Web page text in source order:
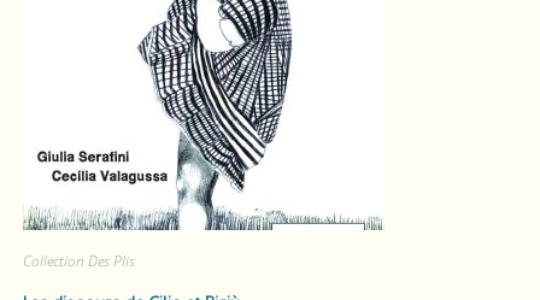
Collection Des Plis